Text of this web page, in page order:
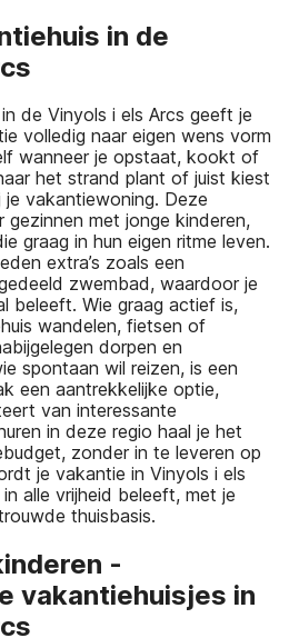
in de
de Vinyols i els Arcs geeft je
volledig naar eigen wens vorm
wanneer je opstaat, kookt of
het strand plant of juist kiest
vakantiewoning. Deze
met jonge kinderen,
graag in hun eigen ritme leven.
extra’s zoals een
zwembad, waardoor je
beleeft. Wie graag actief is,
wandelen, fietsen of
dorpen en
spontaan wil reizen, is een
een aantrekkelijke optie,
van interessante
in deze regio haal je het
zonder in te leveren op
je vakantie in Vinyols i els
alle vrijheid beleeft, met je
thuisbasis.
-
vakantiehuisjes in